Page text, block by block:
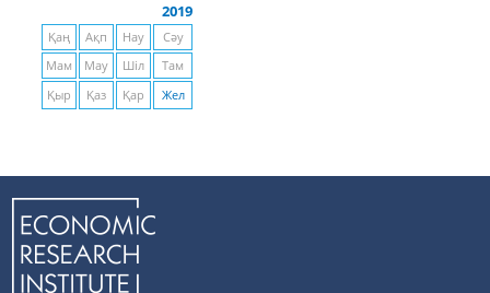
2019
Қаң Ақп Нау
Сәу
Мам
Мау Шіл
Там
Қыр
Қаз Қар Жел